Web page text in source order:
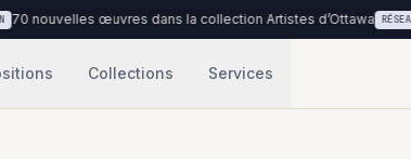
70 nouvelles œuvres dans la collection Artistes d’Ottawa RÉSEAU
Collections Services